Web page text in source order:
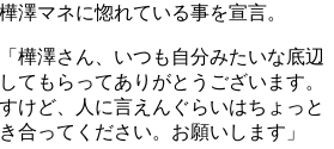
澤マネに惚れている事を宣言。
樺澤さん、いつも自分みたいな底辺
てもらってありがとうございます。
けど、人に言えんぐらいはちょっと
合ってください。お願いします」